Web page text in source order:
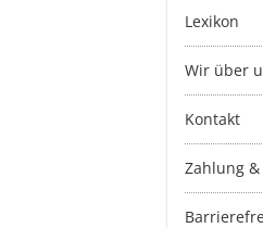
Lexikon
Wir über
Kontakt
Zahlung &